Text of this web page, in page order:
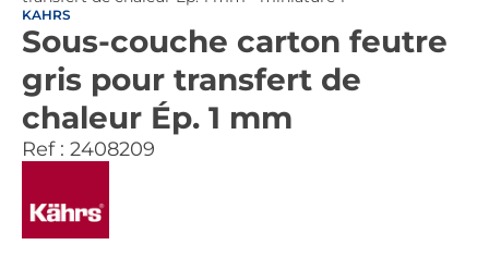
KAHRS
Sous-couche carton feutre
gris pour transfert de
chaleur Ép. 1 mm
Ref : 2408209